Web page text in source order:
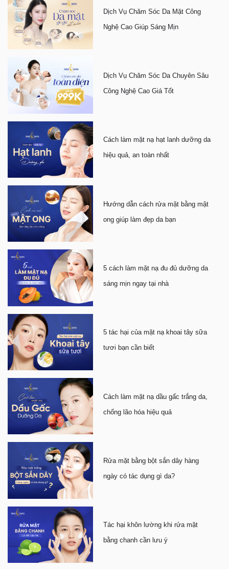
Dịch Vụ Chăm Sóc Da Mặt Công
Nghệ Cao Giúp Sáng Mịn
Dịch Vụ Chăm Sóc Da Chuyên Sâu
Công Nghệ Cao Giá Tốt
Cách làm mặt nạ hạt lanh dưỡng da
hiệu quả, an toàn nhất
Hướng dẫn cách rửa mặt bằng mật
ong giúp làm đẹp da bạn
5 cách làm mặt nạ đu đủ dưỡng da
sáng mịn ngay tại nhà
5 tác hại của mặt nạ khoai tây sữa
tươi bạn cần biết
Cách làm mặt nạ dầu gấc trắng da,
chống lão hóa hiệu quả
Rửa mặt bằng bột sắn dây hàng
ngày có tác dụng gì da?
Tác hại khôn lường khi rửa mặt
bằng chanh cần lưu ý